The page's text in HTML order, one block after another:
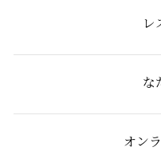
レ
な
オン